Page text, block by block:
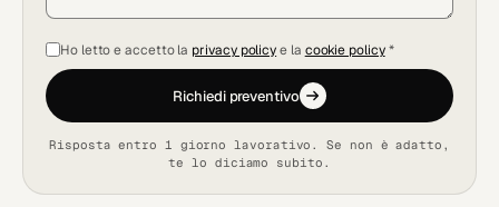
Ho letto e accetto la privacy policye la cookie policy*
Richiedi preventivo
Risposta entro 1 giorno lavorativo. Se non è adatto,
te lo diciamo subito.